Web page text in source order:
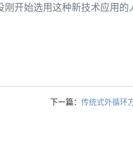
开始选用这种新技术应用
下一篇： 传统式外循环